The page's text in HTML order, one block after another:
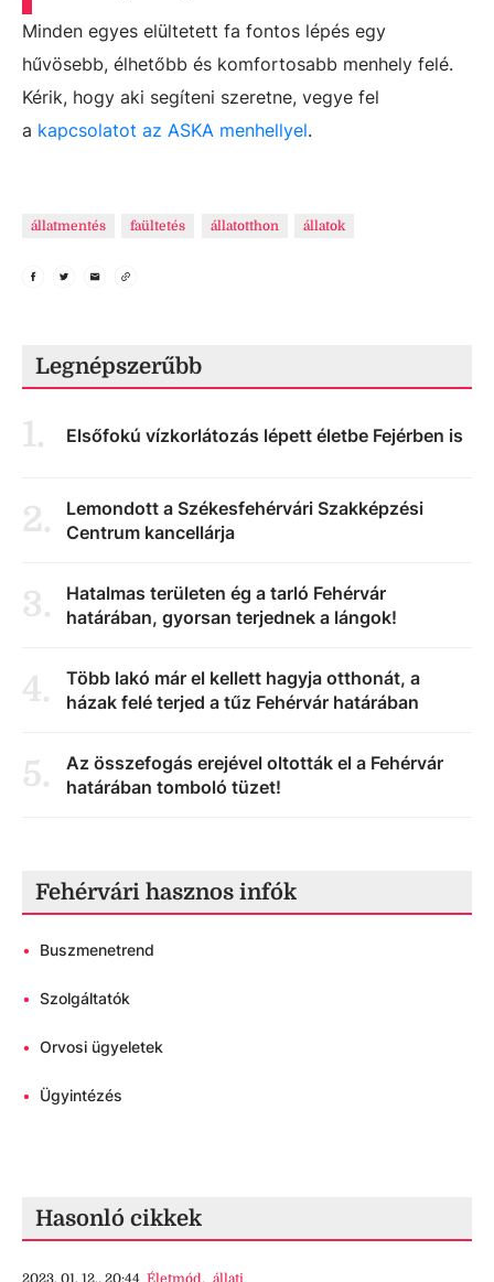
Minden egyes elültetett fa fontos lépés egy
hűvösebb, élhetőbb és komfortosabb menhely felé.
Kérik, hogy aki segíteni szeretne, vegye fel
a kapcsolatot az ASKA menhellyel.
állatmentés faültetés állatotthon állatok
Legnépszerűbb
1. Elsőfokú vízkorlátozás lépett életbe Fejérben is
2.
Lemondott a Székesfehérvári Szakképzési
Centrum kancellárja
3.
Hatalmas területen ég a tarló Fehérvár
határában, gyorsan terjednek a lángok!
4.
Több lakó már el kellett hagyja otthonát, a
házak felé terjed a tűz Fehérvár határában
5.
Az összefogás erejével oltották el a Fehérvár
határában tomboló tüzet!
Fehérvári hasznos infók
• Buszmenetrend
• Szolgáltatók
• Orvosi ügyeletek
• Ügyintézés
Hasonló cikkek